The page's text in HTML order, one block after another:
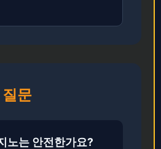
질문
노는 안전한가요?